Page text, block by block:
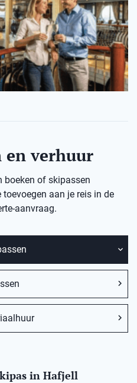
en verhuur
boeken of skipassen
aan je reis in de
aanvraag.
in Hafjell